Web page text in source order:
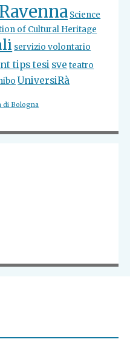
Ravenna Science
of Cultural Heritage
servizio volontario
tips tesi sve teatro
UniversiRà
di Bologna